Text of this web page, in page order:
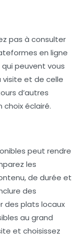
pas à consulter
en ligne
peuvent vous
visite et de celle
d’autres
choix éclairé.
peut rendre
les
de durée et
des
des plats locaux
au grand
et choisissez